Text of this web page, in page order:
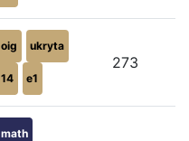
oig ukryta
14 e1
273
math